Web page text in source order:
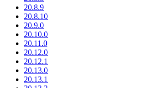
20.8.9
20.8.10
20.9.0
20.10.0
20.11.0
20.12.0
20.12.1
20.13.0
20.13.1